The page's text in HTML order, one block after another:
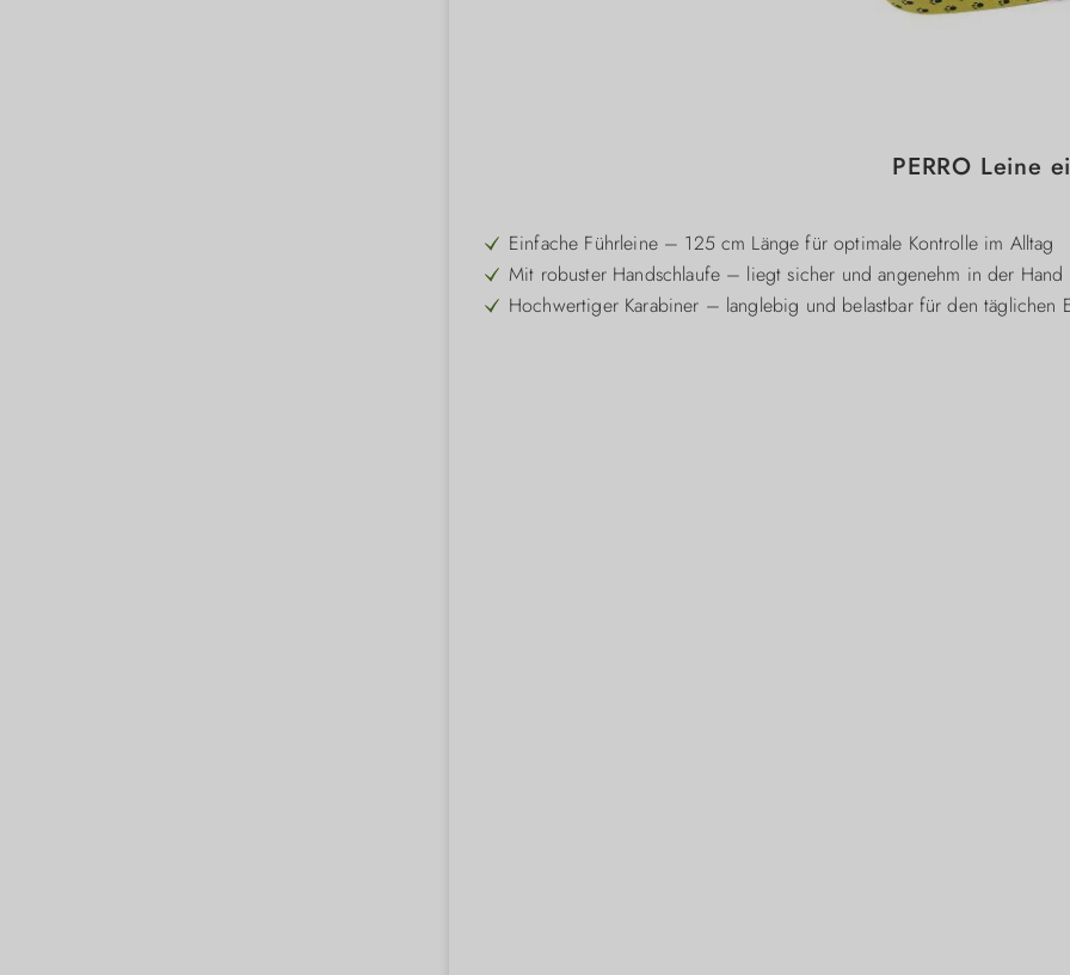
PERRO Leine
Einfache Führleine – 125 cm Länge für optimale Kontrolle im Alltag
Mit robuster Handschlaufe – liegt sicher und angenehm in der Hand
Hochwertiger Karabiner – langlebig und belastbar für den täglichen